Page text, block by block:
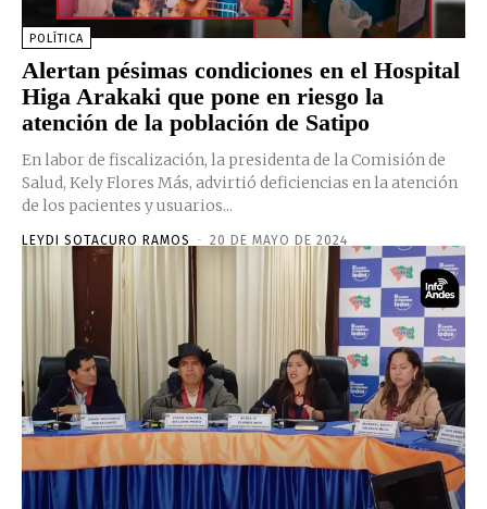
POLÍTICA
Alertan pésimas condiciones en el Hospital
Higa Arakaki que pone en riesgo la
atención de la población de Satipo
En labor de fiscalización, la presidenta de la Comisión de
Salud, Kely Flores Más, advirtió deficiencias en la atención
de los pacientes y usuarios...
LEYDI SOTACURO RAMOS - 20 DE MAYO DE 2024